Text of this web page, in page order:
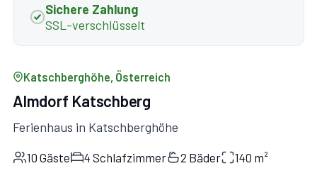
Sichere Zahlung
SSL-verschlüsselt
Katschberghöhe, Österreich
Almdorf Katschberg
Ferienhaus in Katschberghöhe
10 Gäste 4 Schlafzimmer 2 Bäder 140 m²